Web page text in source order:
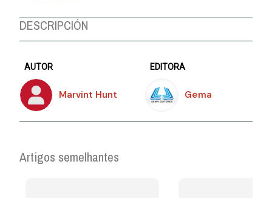
DESCRIPCIÓN
AUTOR
Marvint Hunt
EDITORA
Gema
Artigos semelhantes